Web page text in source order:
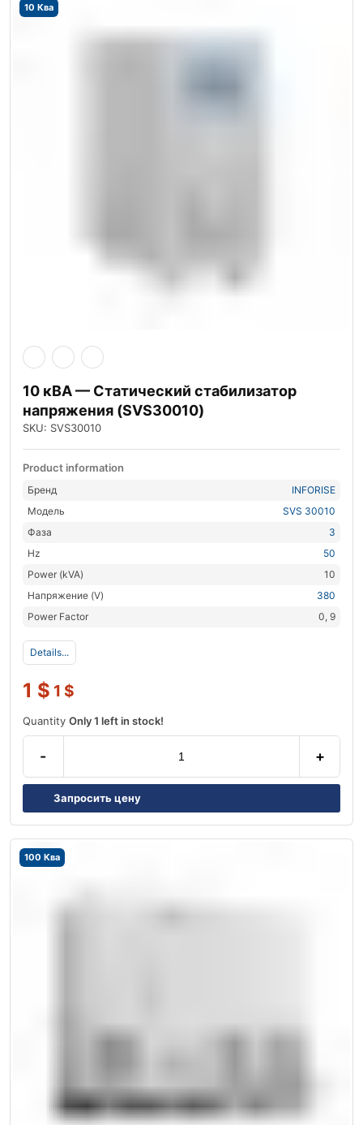
10 Ква
10 кВА — Статический стабилизатор
напряжения (SVS30010)
SKU: SVS30010
Product information
Бренд
INFORISE
Модель
SVS 30010
Фаза
3
Hz
50
Power (kVA)
10
Напряжение (V)
380
Power Factor
0, 9
Details...
1 $ 1 $
Quantity Only 1 left in stock!
- +
Запросить цену
100 Ква